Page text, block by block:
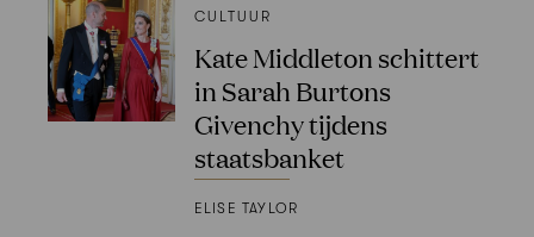
CULTUUR
Kate Middleton schittert
in Sarah Burtons
Givenchy tijdens
staatsbanket
ELISE TAYLOR